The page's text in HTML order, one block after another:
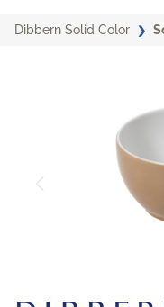
Dibbern Solid Color